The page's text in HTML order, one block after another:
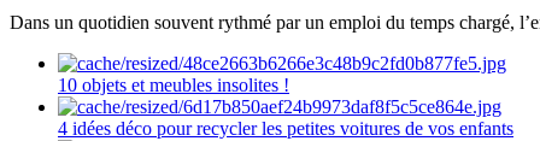
Dans un quotidien souvent rythmé par un emploi du temps chargé,
10 objets et meubles insolites !
4 idées déco pour recycler les petites voitures de vos enfants